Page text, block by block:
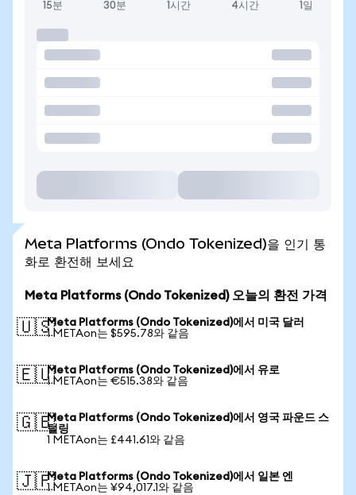
15분 30분 1시간 4시간 1일
Meta Platforms (Ondo Tokenized)을 인기 통
화로 환전해 보세요
Meta Platforms (Ondo Tokenized) 오늘의 환전 가격
🇺🇸Meta Platforms (Ondo Tokenized)에서 미국 달러
1 METAon는 $595.78와 같음
🇪🇺Meta Platforms (Ondo Tokenized)에서 유로
1 METAon는 €515.38와 같음
🇬🇧Meta Platforms (Ondo Tokenized)에서 영국 파운드 스
털링
1 METAon는 £441.61와 같음
🇯🇵Meta Platforms (Ondo Tokenized)에서 일본 엔
1 METAon는 ¥94,017.1와 같음